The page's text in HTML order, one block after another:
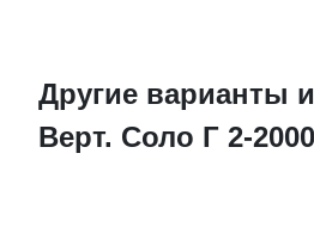
Другие варианты
Верт. Соло Г 2-2000